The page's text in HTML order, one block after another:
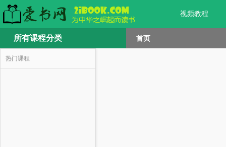
视频教程
所有课程分类 首页
热门课程